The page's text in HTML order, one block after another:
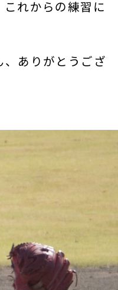
れからの練習に
、ありがとうござ